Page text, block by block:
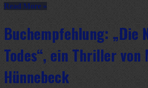
Read More »
Buchempfehlung: „Die
Todes“, ein Thriller von
Hünnebeck